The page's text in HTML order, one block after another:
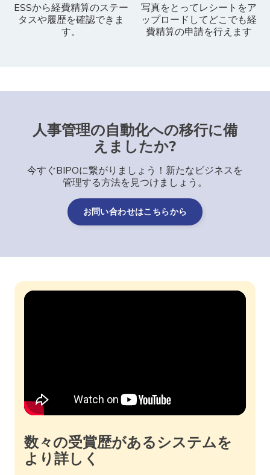
ESSから経費精算のステー
タスや履歴を確認できま
す。
写真をとってレシートをア
ップロードしてどこでも経
費精算の申請を行えます
人事管理の自動化への移行に備
えましたか?
今すぐBIPOに繋がりましょう！新たなビジネスを
管理する方法を見つけましょう。
お問い合わせはこちらから
数々の受賞歴があるシステムを
より詳しく